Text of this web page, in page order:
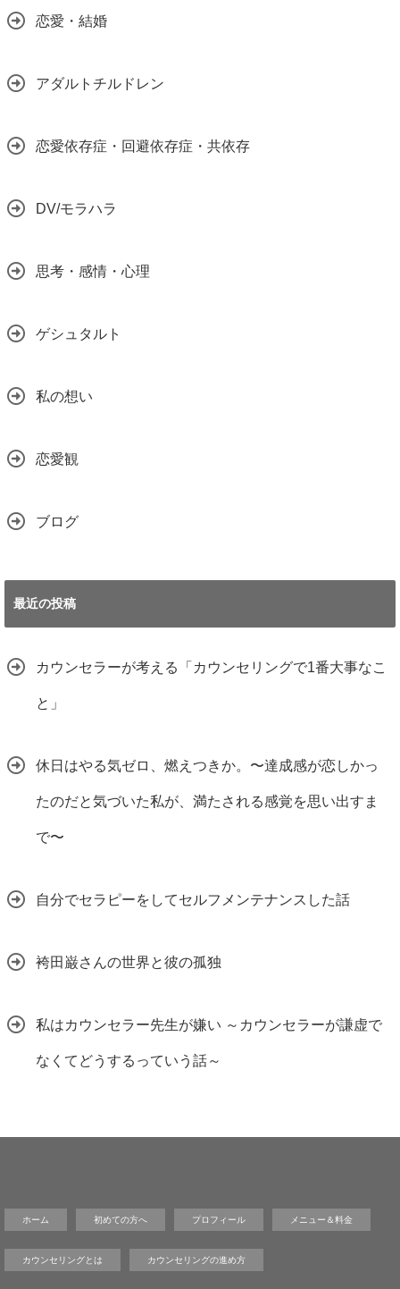
恋愛・結婚
アダルトチルドレン
恋愛依存症・回避依存症・共依存
DV/モラハラ
思考・感情・心理
ゲシュタルト
私の想い
恋愛観
ブログ
最近の投稿
カウンセラーが考える「カウンセリングで1番大事なこ
と」
休日はやる気ゼロ、燃えつきか。〜達成感が恋しかっ
たのだと気づいた私が、満たされる感覚を思い出すま
で〜
自分でセラピーをしてセルフメンテナンスした話
袴田巌さんの世界と彼の孤独
私はカウンセラー先生が嫌い ～カウンセラーが謙虚で
なくてどうするっていう話～
ホーム 初めての方へ プロフィール メニュー＆料金
カウンセリングとは カウンセリングの進め方